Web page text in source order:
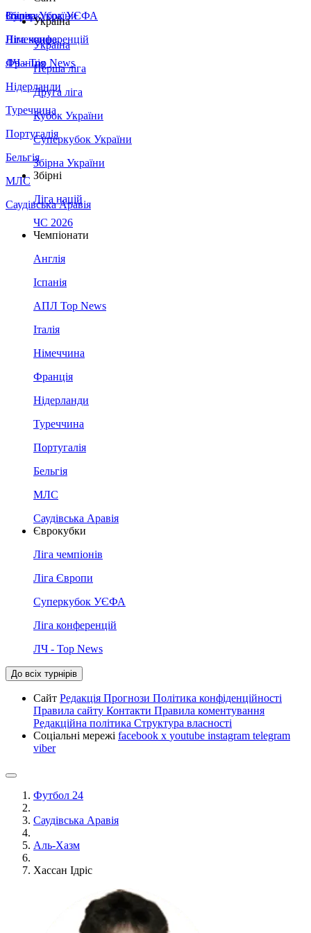
Збірна України
Італія
Німеччина
Франція
Нідерланди
Туреччина
Португалія
Бельгія
МЛС
Саудівська Аравія
Суперкубок УЄФА
Ліга конференцій
ЛЧ - Top News
Україна
Україна
Перша ліга
Друга ліга
Кубок України
Суперкубок України
Збірна України
Збірні
Ліга націй
ЧС 2026
Чемпіонати
Англія
Іспанія
АПЛ Top News
Італія
Німеччина
Франція
Нідерланди
Туреччина
Португалія
Бельгія
МЛС
Саудівська Аравія
Єврокубки
Ліга чемпіонів
Ліга Європи
Суперкубок УЄФА
Ліга конференцій
ЛЧ - Top News
До всіх турнірів
Сайт Редакція Прогнози Політика конфіденційності
Правила сайту Контакти Правила коментування
Редакційна політика Структура власності
Соціальні мережі facebook x youtube instagram telegram
viber
Футбол 24
Саудівська Аравія
Аль-Хазм
Хассан Ідріс